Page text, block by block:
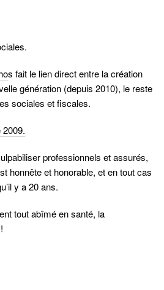
s fait le lien direct entre la création
génération (depuis 2010), le reste
sociales et fiscales.
2009.
professionnels et assurés,
honnête et honorable, et en tout cas
y a 20 ans.
tout abîmé en santé, la